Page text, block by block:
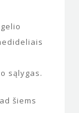
sąlygas.
šiems